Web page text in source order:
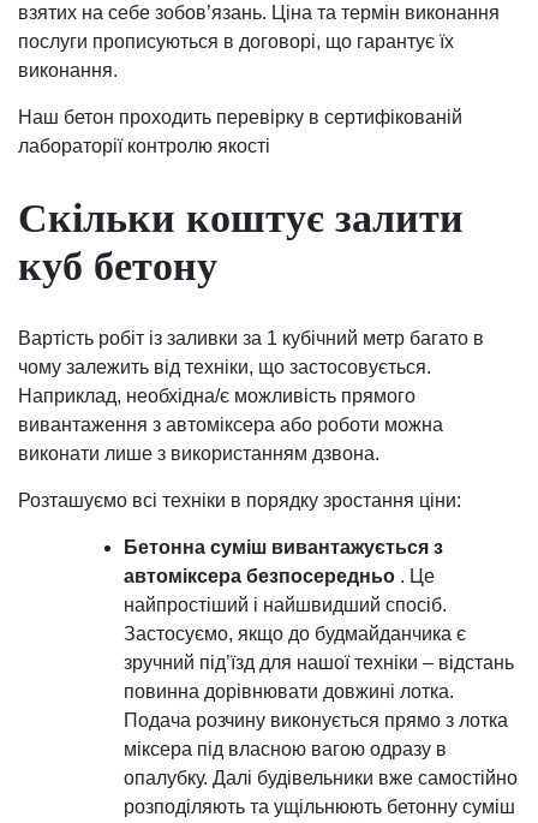
взятих на себе зобов’язань. Ціна та термін виконання
послуги прописуються в договорі, що гарантує їх
виконання.
Наш бетон проходить перевірку в сертифікованій
лабораторії контролю якості
Скільки коштує залити
куб бетону
Вартість робіт із заливки за 1 кубічний метр багато в
чому залежить від техніки, що застосовується.
Наприклад, необхідна/є можливість прямого
вивантаження з автоміксера або роботи можна
виконати лише з використанням дзвона.
Розташуємо всі техніки в порядку зростання ціни:
Бетонна суміш вивантажується з
автоміксера безпосередньо . Це
найпростіший і найшвидший спосіб.
Застосуємо, якщо до будмайданчика є
зручний під’їзд для нашої техніки – відстань
повинна дорівнювати довжині лотка.
Подача розчину виконується прямо з лотка
міксера під власною вагою одразу в
опалубку. Далі будівельники вже самостійно
розподіляють та ущільнюють бетонну суміш